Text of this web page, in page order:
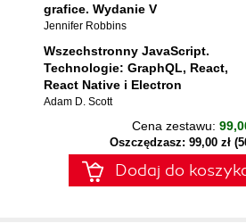
grafice. Wydanie V
Jennifer Robbins
Wszechstronny JavaScript.
Technologie: GraphQL, React,
React Native i Electron
Adam D. Scott
Cena zestawu:
Oszczędzasz: 99,00 zł
Dodaj do